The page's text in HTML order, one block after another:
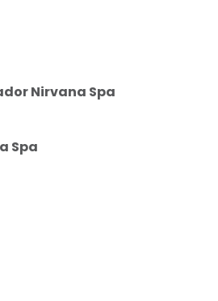
Nirvana Spa
Spa